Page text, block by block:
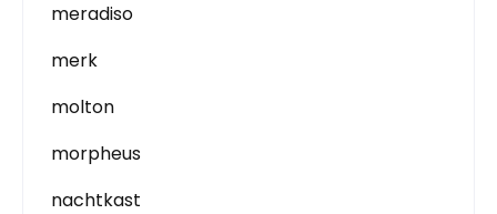
meradiso
merk
molton
morpheus
nachtkast